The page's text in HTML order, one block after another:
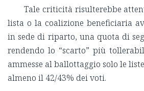
Tale criticità risulterebbe
lista o la coalizione beneficiaria
in sede di riparto, una quota di
rendendo lo “scarto” più
ammesse al ballottaggio solo le
almeno il 42/43% dei voti.